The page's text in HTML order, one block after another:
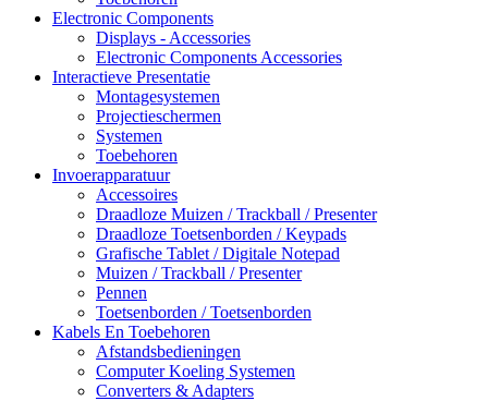
Electronic Components
Displays - Accessories
Electronic Components Accessories
Interactieve Presentatie
Montagesystemen
Projectieschermen
Systemen
Toebehoren
Invoerapparatuur
Accessoires
Draadloze Muizen / Trackball / Presenter
Draadloze Toetsenborden / Keypads
Grafische Tablet / Digitale Notepad
Muizen / Trackball / Presenter
Pennen
Toetsenborden / Toetsenborden
Kabels En Toebehoren
Afstandsbedieningen
Computer Koeling Systemen
Converters & Adapters